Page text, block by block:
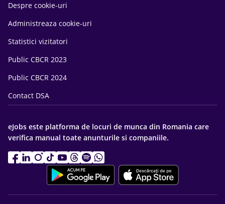
Despre cookie-uri
Administreaza cookie-uri
Statistici vizitatori
Public CBCR 2023
Public CBCR 2024
Contact DSA
eJobs este platforma de locuri de munca din Romania care
verifica manual toate anunturile si companiile.